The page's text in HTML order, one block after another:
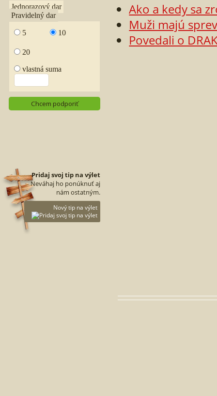
Pridaj svoj tip na výlet
Neváhaj ho ponúknuť aj
nám ostatným.
Nový tip na výlet
Ako a kedy sa
Muži majú
Povedali o